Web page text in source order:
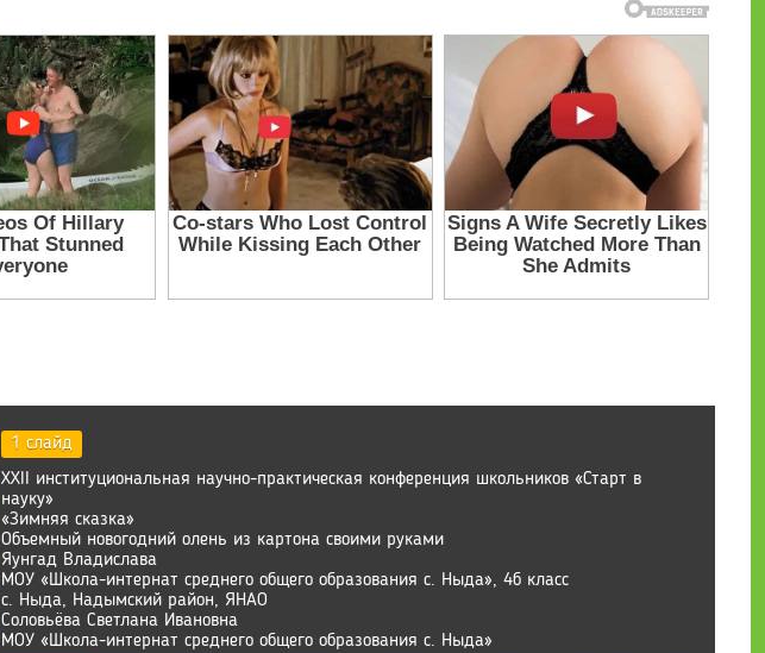
1 слайд
ХХII институциональная научно-практическая конференция школьников «Старт в
науку»
«Зимняя сказка»
Объемный новогодний олень из картона своими руками
Яунгад Владислава
МОУ «Школа-интернат среднего общего образования с. Ныда», 4б класс
с. Ныда, Надымский район, ЯНАО
Соловьёва Светлана Ивановна
МОУ «Школа-интернат среднего общего образования с. Ныда»